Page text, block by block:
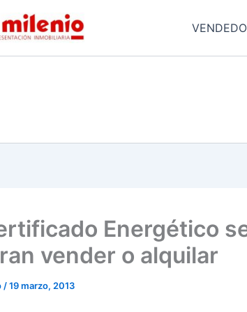
Energético
vender o alquilar
/19 marzo, 2013